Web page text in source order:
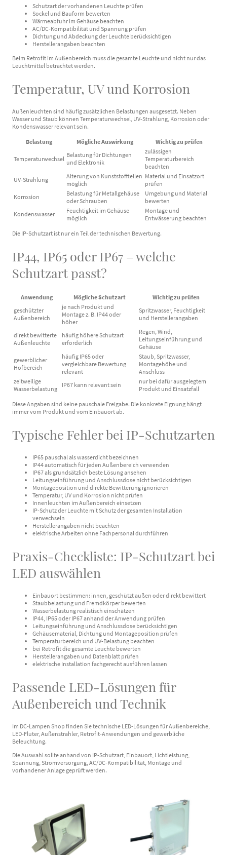
Schutzart der vorhandenen Leuchte prüfen
Sockel und Bauform bewerten
Wärmeabfuhr im Gehäuse beachten
AC/DC-Kompatibilität und Spannung prüfen
Dichtung und Abdeckung der Leuchte berücksichtigen
Herstellerangaben beachten
Beim Retrofit im Außenbereich muss die gesamte Leuchte und nicht nur das
Leuchtmittel betrachtet werden.
Temperatur, UV und Korrosion
Außenleuchten sind häufig zusätzlichen Belastungen ausgesetzt. Neben
Wasser und Staub können Temperaturwechsel, UV-Strahlung, Korrosion oder
Kondenswasser relevant sein.
Belastung Mögliche Auswirkung Wichtig zu prüfen
Temperaturwechsel
Belastung für Dichtungen
und Elektronik
zulässigen
Temperaturbereich
beachten
UV-Strahlung
Alterung von Kunststoffteilen
möglich
Material und Einsatzort
prüfen
Korrosion
Belastung für Metallgehäuse
oder Schrauben
Umgebung und Material
bewerten
Kondenswasser
Feuchtigkeit im Gehäuse
möglich
Montage und
Entwässerung beachten
Die IP-Schutzart ist nur ein Teil der technischen Bewertung.
IP44, IP65 oder IP67 – welche
Schutzart passt?
Anwendung Mögliche Schutzart
Wichtig zu prüfen
geschützter
Außenbereich
je nach Produkt und
Montage z. B. IP44 oder
höher
Spritzwasser, Feuchtigkeit
und Herstellerangaben
direkt bewitterte
Außenleuchte
häufig höhere Schutzart
erforderlich
Regen, Wind,
Leitungseinführung und
Gehäuse
gewerblicher
Hofbereich
häufig IP65 oder
vergleichbare Bewertung
relevant
Staub, Spritzwasser,
Montagehöhe und
Anschluss
zeitweilige
Wasserbelastung
IP67 kann relevant sein
nur bei dafür ausgelegtem
Produkt und Einsatzfall
Diese Angaben sind keine pauschale Freigabe. Die konkrete Eignung hängt
immer vom Produkt und vom Einbauort ab.
Typische Fehler bei IP-Schutzarten
IP65 pauschal als wasserdicht bezeichnen
IP44 automatisch für jeden Außenbereich verwenden
IP67 als grundsätzlich beste Lösung ansehen
Leitungseinführung und Anschlussdose nicht berücksichtigen
Montageposition und direkte Bewitterung ignorieren
Temperatur, UV und Korrosion nicht prüfen
Innenleuchten im Außenbereich einsetzen
IP-Schutz der Leuchte mit Schutz der gesamten Installation
verwechseln
Herstellerangaben nicht beachten
elektrische Arbeiten ohne Fachpersonal durchführen
Praxis-Checkliste: IP-Schutzart bei
LED auswählen
Einbauort bestimmen: innen, geschützt außen oder direkt bewittert
Staubbelastung und Fremdkörper bewerten
Wasserbelastung realistisch einschätzen
IP44, IP65 oder IP67 anhand der Anwendung prüfen
Leitungseinführung und Anschlussdose berücksichtigen
Gehäusematerial, Dichtung und Montageposition prüfen
Temperaturbereich und UV-Belastung beachten
bei Retrofit die gesamte Leuchte bewerten
Herstellerangaben und Datenblatt prüfen
elektrische Installation fachgerecht ausführen lassen
Passende LED-Lösungen für
Außenbereich und Technik
Im DC-Lampen Shop finden Sie technische LED-Lösungen für Außenbereiche,
LED-Fluter, Außenstrahler, Retrofit-Anwendungen und gewerbliche
Beleuchtung.
Die Auswahl sollte anhand von IP-Schutzart, Einbauort, Lichtleistung,
Spannung, Stromversorgung, AC/DC-Kompatibilität, Montage und
vorhandener Anlage geprüft werden.